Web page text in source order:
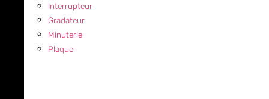
Interrupteur
Gradateur
Minuterie
Plaque